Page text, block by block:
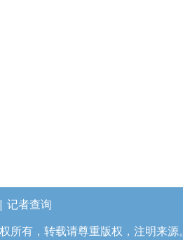
| 记者查询
有，转载请尊重版权，注明来源。